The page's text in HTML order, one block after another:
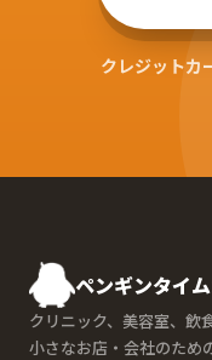
クレジットカ
ペンギンタイ
クリニック、美容室、飲
小さなお店・会社のため